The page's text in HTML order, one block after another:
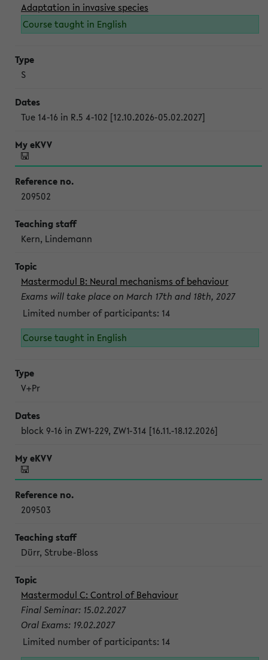
Adaptation in invasive species
Course taught in English
S
Tue 14-16 in R.5 4-102 [12.10.2026-05.02.2027]
209502
Kern, Lindemann
Mastermodul B: Neural mechanisms of behaviour
Exams will take place on March 17th and 18th, 2027
Limited number of participants: 14
Course taught in English
V+Pr
block 9-16 in ZW1-229, ZW1-314 [16.11.-18.12.2026]
209503
Dürr, Strube-Bloss
Mastermodul C: Control of Behaviour
Final Seminar: 15.02.2027
Oral Exams: 19.02.2027
Limited number of participants: 14